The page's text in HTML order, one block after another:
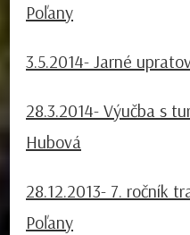
Poľany
3.5.2014- Jarné
28.3.2014- Výučba s
Hubová
28.12.2013- 7. ročník
Poľany